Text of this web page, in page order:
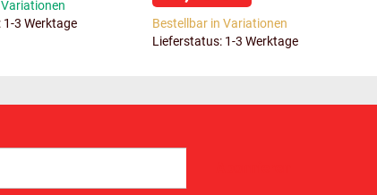
3 Werktage
Bestellbar in Variationen
Lieferstatus: 1-3 Werktage